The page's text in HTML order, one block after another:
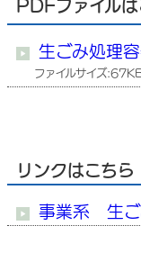
PDFファイルは
生ごみ処理
ファイルサイズ
リンクはこちら
事業系 生ご